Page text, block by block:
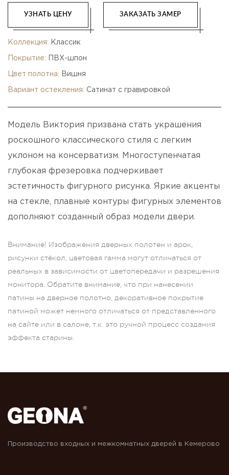
УЗНАТЬ ЦЕНУ ЗАКАЗАТЬ ЗАМЕР
Коллекция: Классик
Покрытие: ПВХ-шпон
Цвет полотна: Вишня
Вариант остекления: Сатинат с гравировкой
Модель Виктория призвана стать украшения
роскошного классического стиля с легким
уклоном на консерватизм. Многоступенчатая
глубокая фрезеровка подчеркивает
эстетичность фигурного рисунка. Яркие акценты
на стекле, плавные контуры фигурных элементов
дополняют созданный образ модели двери.
Внимание! Изображения дверных полотен и арок,
рисунки стёкол, цветовая гамма могут отличаться от
реальных в зависимости от цветопередачи и разрешения
монитора. Обратите внимание, что при нанесении
патины на дверное полотно, декоративное покрытие
патиной может немного отличаться от представленного
на сайте или в салоне, т.к. это ручной процесс создания
эффекта старины.
Производство входных и межкомнатных дверей в Кемерово